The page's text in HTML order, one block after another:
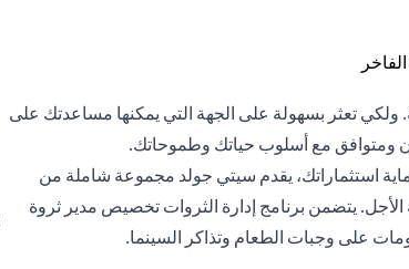
تعثر بسهولة على الجهة التي يمكنها مساعدتك على
ومتوافق مع أسلوب حياتك وطموحاتك.
استثماراتك، يقدم سيتي جولد مجموعة شاملة من
الأجل. يتضمن برنامج إدارة الثروات تخصيص مدير ثروة
على وجبات الطعام وتذاكر السينما.